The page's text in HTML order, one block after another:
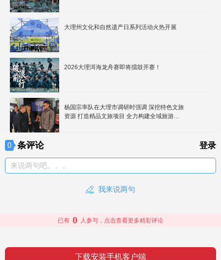
大理州文化和自然遗产日系列活动火热开展
2026大理洱海龙舟赛即将擂鼓开赛！
杨国宗率队在大理市调研时强调 深挖特色文旅
资源 打造精品文旅项目 全力构建全域旅游发
0 条评论 登录
来说两句吧。。。
我来说两句
已有 0 人参与，点击查看更多精彩评论
下载安装手机客户端